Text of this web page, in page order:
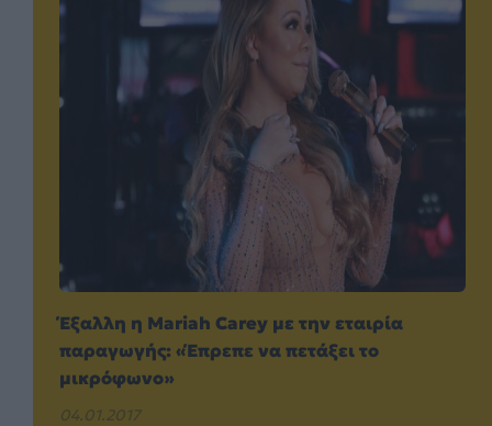
Έξαλλη η Mariah Carey με την εταιρία
παραγωγής: «Έπρεπε να πετάξει το
μικρόφωνο»
04.01.2017